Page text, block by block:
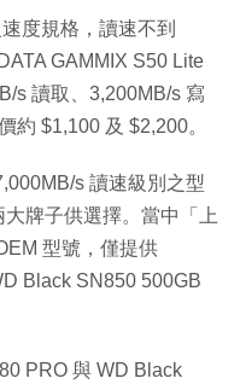
度規格，讀速不到
GAMMIX S50 Lite
s 讀取、3,200MB/s 寫
約 $1,100 及 $2,200。
s 讀速級別之型
牌子供選擇。當中「上
型號，僅提供
Black SN850 500GB
PRO 與 WD Black